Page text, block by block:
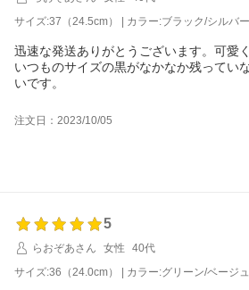
サイズ:37（24.5cm） | カラー:ブラック/シルバー
迅速な発送ありがとうございます。可愛
いつものサイズの黒がなかなか残ってい
いです。
注文日：2023/10/05
5
らおぞあさん
女性
40代
サイズ:36（24.0cm） | カラー:グリーン/ベージュ